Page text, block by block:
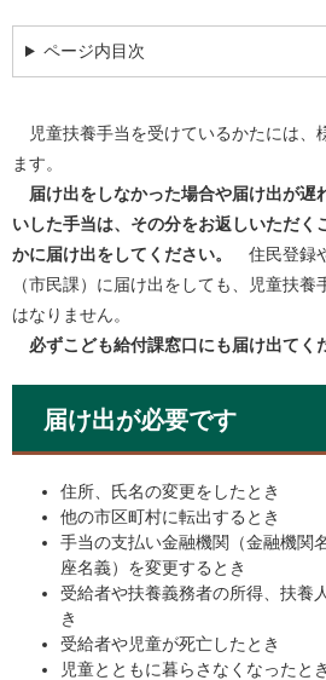
ページ内目次
児童扶養手当を受けているかたには、
ます。
届け出をしなかった場合や届け出が遅
いした手当は、その分をお返しいただく
かに届け出をしてください。
住民登録
（市民課）に届け出をしても、児童扶
はなりません。
必ずこども給付課窓口にも届け出てく
届け出が必要です
住所、氏名の変更をしたとき
他の市区町村に転出するとき
手当の支払い金融機関（金融機関
座名義）を変更するとき
受給者や扶養義務者の所得、扶養
き
受給者や児童が死亡したとき
児童とともに暮らさなくなったとき